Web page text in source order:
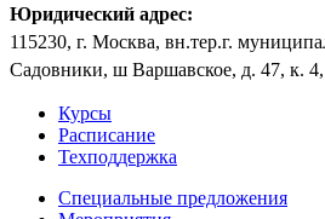
Юридический адрес:
115230, г. Москва, вн.тер.г.
Садовники, ш Варшавское, д. 47, к.
Курсы
Расписание
Техподдержка
Специальные предложения